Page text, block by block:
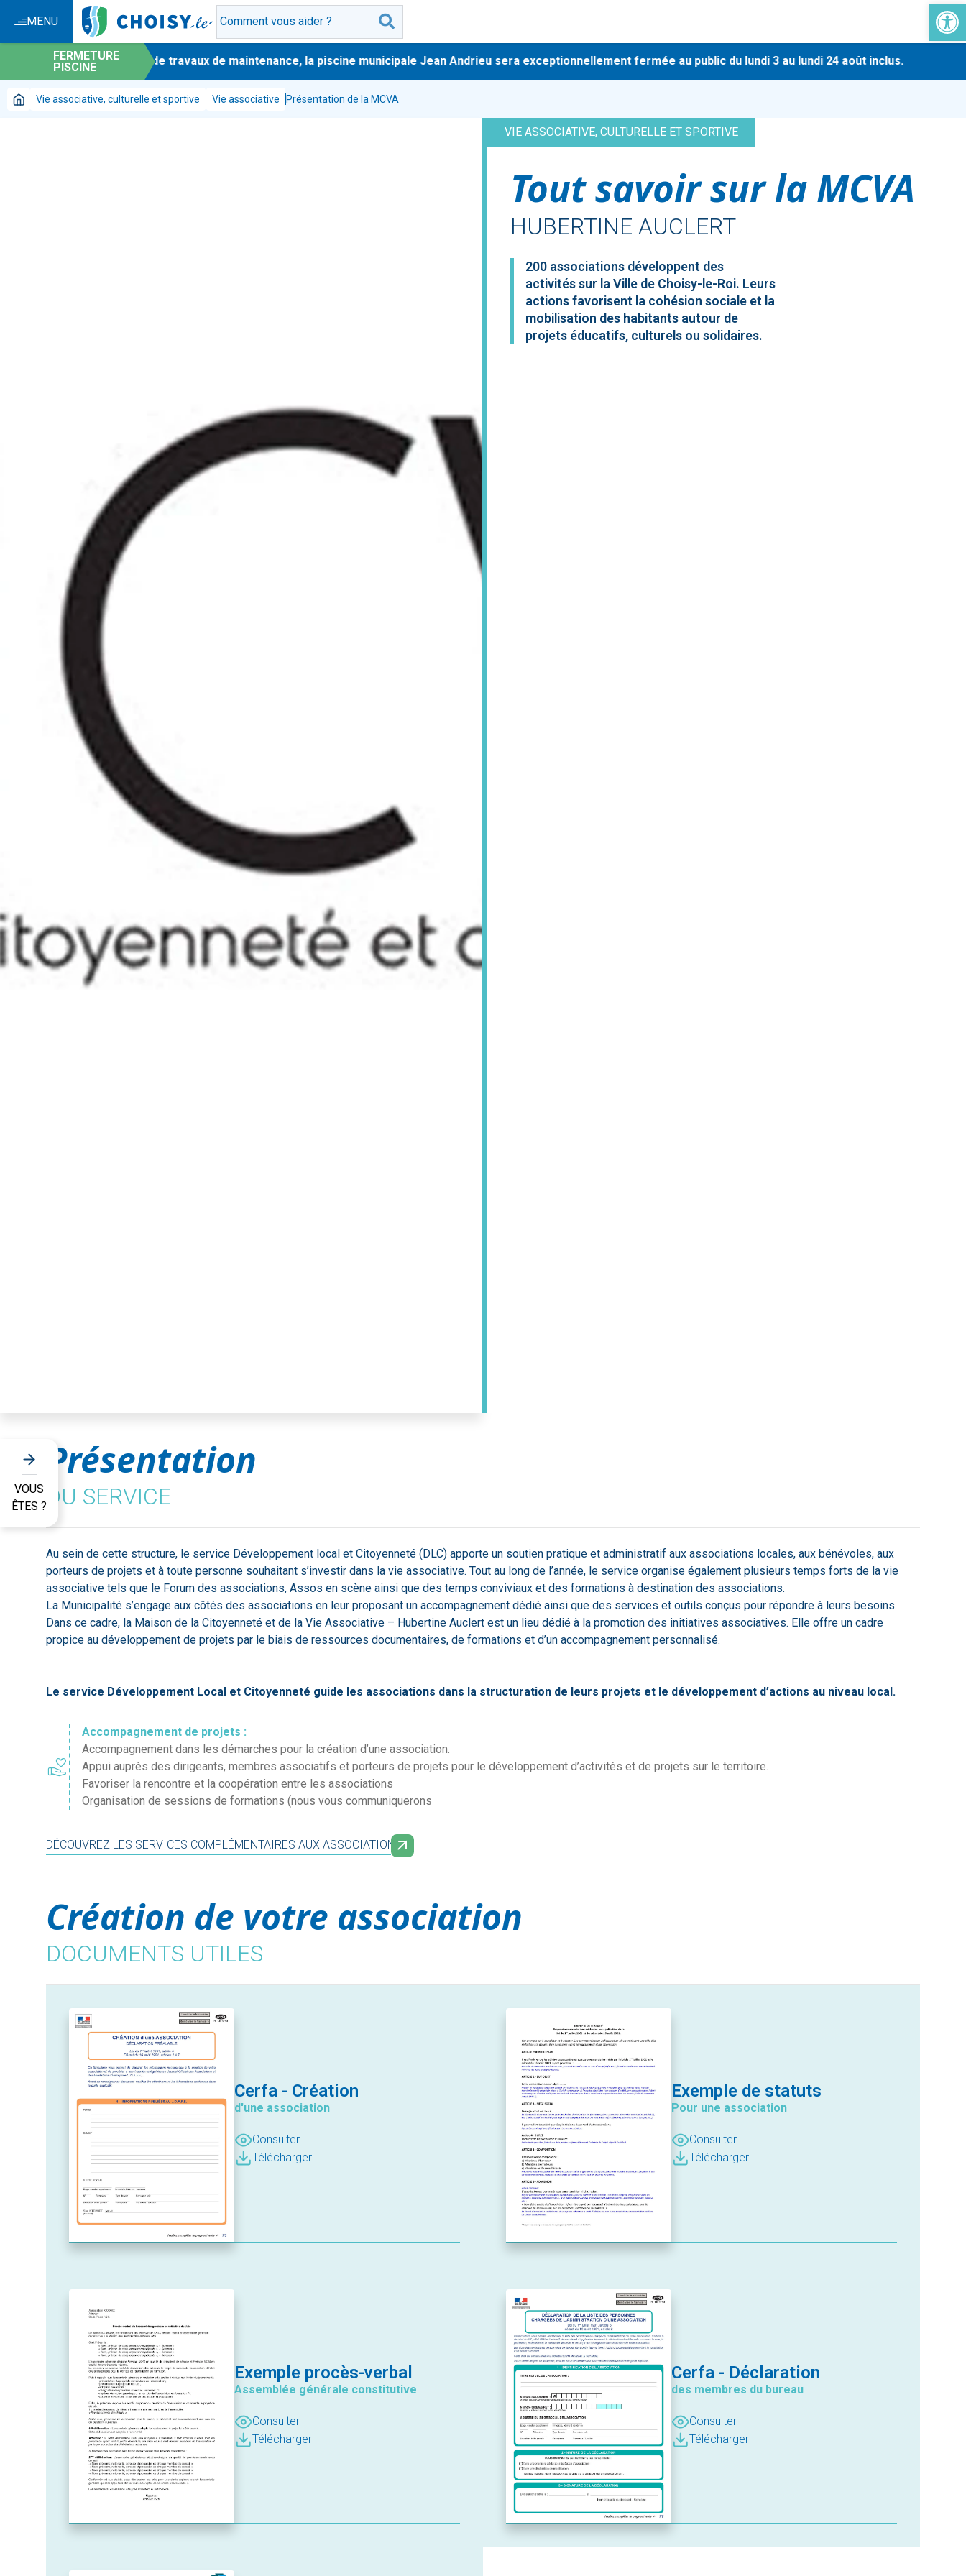
Ouvrir
MENU
FERMETURE
PISCINE
-En raison de travaux de maintenance, la piscine municipale Jean Andrieu sera exceptionnellement fermée au public du lundi 3 au lundi 24 août inclus.
Vie associative, culturelle et sportive Vie associative Présentation de la MCVA
VIE ASSOCIATIVE, CULTURELLE ET SPORTIVE
Tout savoir sur la MCVA
HUBERTINE AUCLERT
200 associations développent des
activités sur la Ville de Choisy-le-Roi. Leurs
actions favorisent la cohésion sociale et la
mobilisation des habitants autour de
projets éducatifs, culturels ou solidaires.
VOUS
ÊTES ?
Présentation
DU SERVICE
Au sein de cette structure, le service Développement local et Citoyenneté (DLC) apporte un soutien pratique et administratif aux associations locales, aux bénévoles, aux
porteurs de projets et à toute personne souhaitant s’investir dans la vie associative. Tout au long de l’année, le service organise également plusieurs temps forts de la vie
associative tels que le Forum des associations, Assos en scène ainsi que des temps conviviaux et des formations à destination des associations.
La Municipalité s’engage aux côtés des associations en leur proposant un accompagnement dédié ainsi que des services et outils conçus pour répondre à leurs besoins.
Dans ce cadre, la Maison de la Citoyenneté et de la Vie Associative – Hubertine Auclert est un lieu dédié à la promotion des initiatives associatives. Elle offre un cadre
propice au développement de projets par le biais de ressources documentaires, de formations et d’un accompagnement personnalisé.
Le service Développement Local et Citoyenneté guide les associations dans la structuration de leurs projets et le développement d’actions au niveau local.
volunteer_activism
Accompagnement de projets :
Accompagnement dans les démarches pour la création d’une association.
Appui auprès des dirigeants, membres associatifs et porteurs de projets pour le développement d’activités et de projets sur le territoire.
Favoriser la rencontre et la coopération entre les associations
Organisation de sessions de formations (nous vous communiquerons
DÉCOUVREZ LES SERVICES COMPLÉMENTAIRES AUX ASSOCIATIONS
Création de votre association
DOCUMENTS UTILES
Cerfa - Création
d'une association
Consulter
Télécharger
Exemple de statuts
Pour une association
Consulter
Télécharger
Exemple procès-verbal
Assemblée générale constitutive
Consulter
Télécharger
Cerfa - Déclaration
des membres du bureau
Consulter
Télécharger